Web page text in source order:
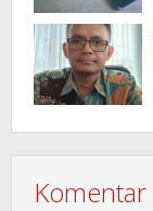
Komentar